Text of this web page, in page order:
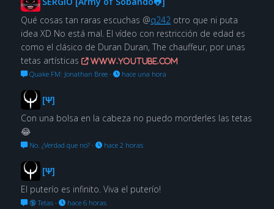
Qué cosas tan raras escuchas @q242otro que ni puta
idea XD No está mal. El vídeo con restricción de edad es
como el clásico de Duran Duran, The chauffeur, por unas
tetas artísticas
www.youtube.com
Quake FM: Jonathan Bree· hace una hora
[Ψ]
Con una bolsa en la cabeza no puedo morderles las tetas
😂
No. ¿Verdad que no?· hace 2 horas
[Ψ]
El puterío es infinito. Viva el puterío!
🔞 Tetas· hace 6 horas